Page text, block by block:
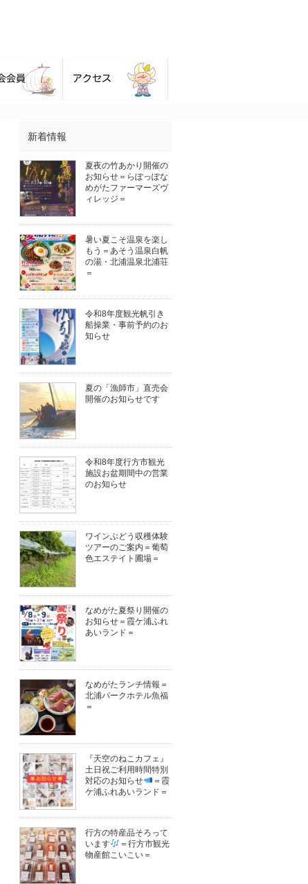
新着情報
夏夜の竹あかり開催の
お知らせ＝らぽっぽな
めがたファーマーズヴ
ィレッジ＝
暑い夏こそ温泉を楽し
もう＝あそう温泉白帆
の湯・北浦温泉北浦荘
＝
令和8年度観光帆引き
船操業・事前予約のお
知らせ
夏の「漁師市」直売会
開催のお知らせです
令和8年度行方市観光
施設お盆期間中の営業
のお知らせ
ワインぶどう収穫体験
ツアーのご案内＝葡萄
色エステイト圃場＝
なめがた夏祭り開催の
お知らせ＝霞ケ浦ふれ
あいランド＝
なめがたランチ情報＝
北浦パークホテル魚福
＝
『天空のねこカフェ』
土日祝ご利用時間特別
対応のお知らせ
＝霞
ケ浦ふれあいランド＝
行方の特産品そろって
います
＝行方市観光
物産館こいこい＝